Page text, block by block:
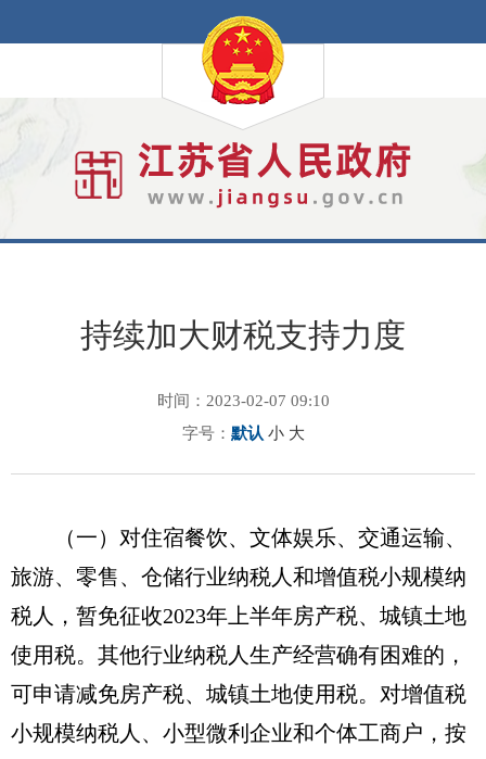
持续加大财税支持力度
时间：2023-02-07 09:10
字号： 默认 小 大
（一）对住宿餐饮、文体娱乐、交通运输、
旅游、零售、仓储行业纳税人和增值税小规模纳
税人，暂免征收2023年上半年房产税、城镇土地
使用税。其他行业纳税人生产经营确有困难的，
可申请减免房产税、城镇土地使用税。对增值税
小规模纳税人、小型微利企业和个体工商户，按